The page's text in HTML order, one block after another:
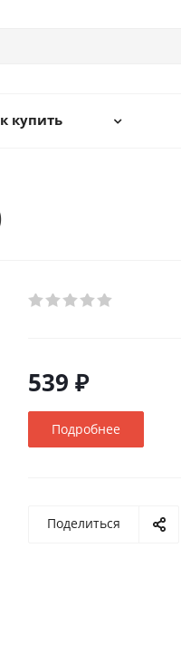
купить
539 ₽
Подробнее
Поделиться